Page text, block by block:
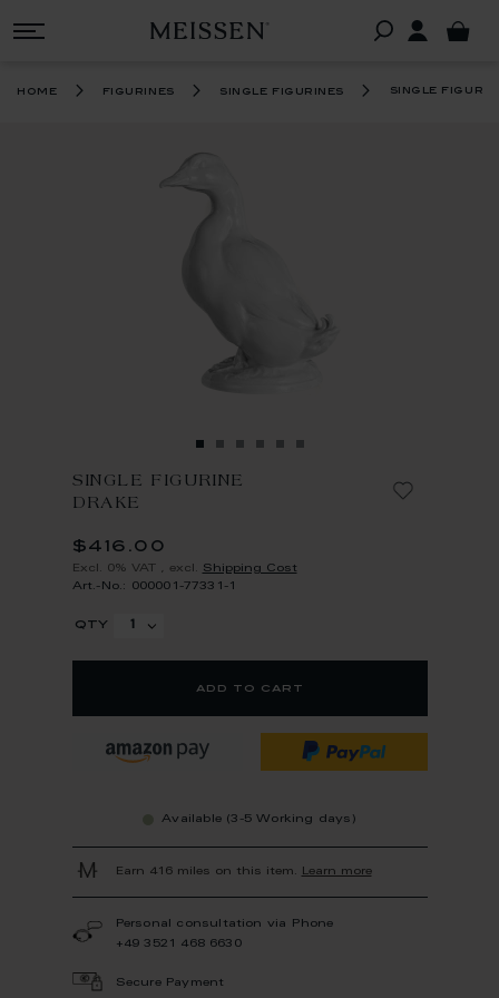
home figurines single figurines single
SINGLE FIGURINE
DRAKE
$416.00
Excl. 0% VAT excl. Shipping Cost
Art.-No.: 000001-77331-1
qty
add to cart
Available (3-5 Working days)
Earn 416 miles on this item. Learn more
Personal consultation via Phone
+49 3521 468 6630
Secure Payment